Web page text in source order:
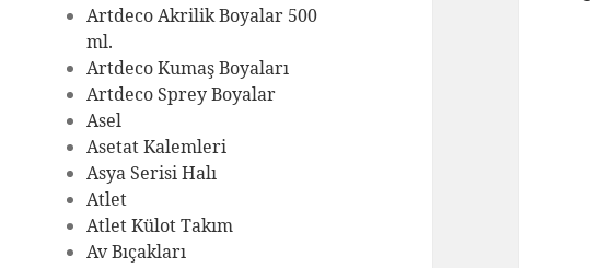
Artdeco Akrilik Boyalar 500
ml.
Artdeco Kumaş Boyaları
Artdeco Sprey Boyalar
Asel
Asetat Kalemleri
Asya Serisi Halı
Atlet
Atlet Külot Takım
Av Bıçakları